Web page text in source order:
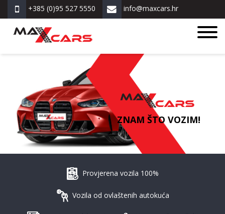
+385 (0)95 527 5550 info@maxcars.hr
ZNAM ŠTO VOZIM!
Provjerena vozila 100%
Vozila od ovlaštenih autokuća